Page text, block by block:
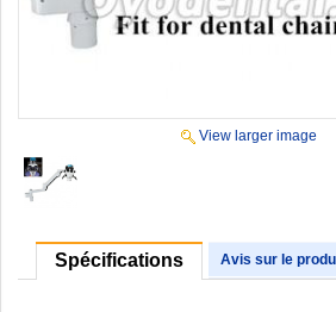
View larger image
Spécifications Avis sur le